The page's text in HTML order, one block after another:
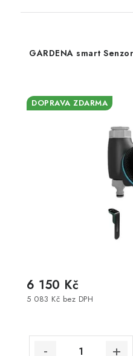
GARDENA smart
DOPRAVA ZDARMA
5 083 Kč bez DPH
6 150 Kč